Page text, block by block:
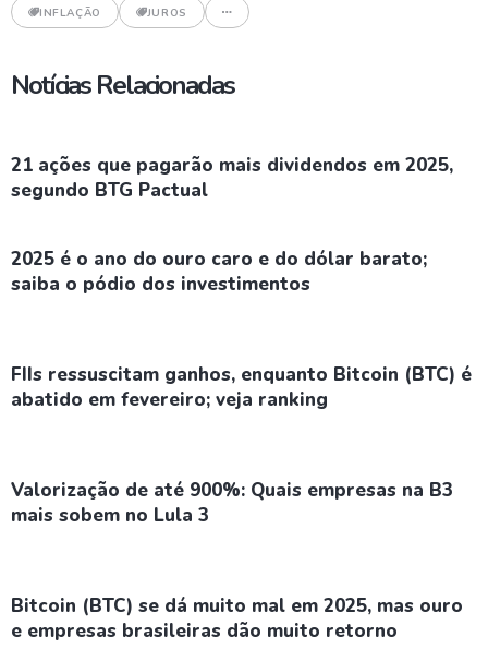
INFLAÇÃO JUROS
Notícias Relacionadas
21 ações que pagarão mais dividendos em 2025,
segundo BTG Pactual
2025 é o ano do ouro caro e do dólar barato;
saiba o pódio dos investimentos
FIIs ressuscitam ganhos, enquanto Bitcoin (BTC) é
abatido em fevereiro; veja ranking
Valorização de até 900%: Quais empresas na B3
mais sobem no Lula 3
Bitcoin (BTC) se dá muito mal em 2025, mas ouro
e empresas brasileiras dão muito retorno